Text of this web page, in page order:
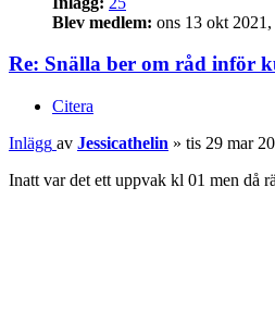
Blev medlem: ons 13 okt 2021,
Re: Snälla ber om råd inför
Citera
Inlägg av Jessicathelin » tis 29 mar
Inatt var det ett uppvak kl 01 men då